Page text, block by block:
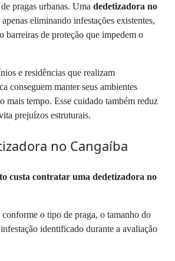
pragas urbanas. Uma dedetizadora no
apenas eliminando infestações existentes,
barreiras de proteção que impedem o
e residências que realizam
conseguem manter seus ambientes
mais tempo. Esse cuidado também reduz
prejuízos estruturais.
no Cangaíba
custa contratar uma dedetizadora no
o tipo de praga, o tamanho do
identificado durante a avaliação